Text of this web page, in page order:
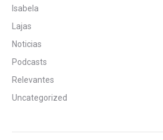
Isabela
Lajas
Noticias
Podcasts
Relevantes
Uncategorized